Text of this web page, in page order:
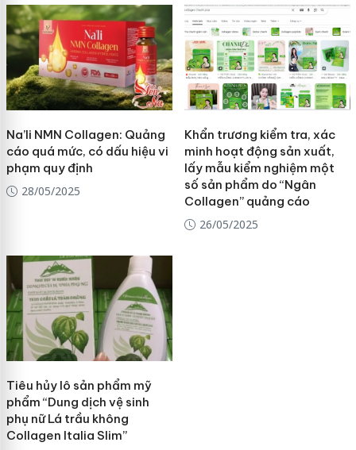
Na’li NMN Collagen: Quảng
cáo quá mức, có dấu hiệu vi
phạm quy định
28/05/2025
Khẩn trương kiểm tra, xác
minh hoạt động sản xuất,
lấy mẫu kiểm nghiệm một
số sản phẩm do “Ngân
Collagen” quảng cáo
26/05/2025
Tiêu hủy lô sản phẩm mỹ
phẩm “Dung dịch vệ sinh
phụ nữ Lá trầu không
Collagen Italia Slim”